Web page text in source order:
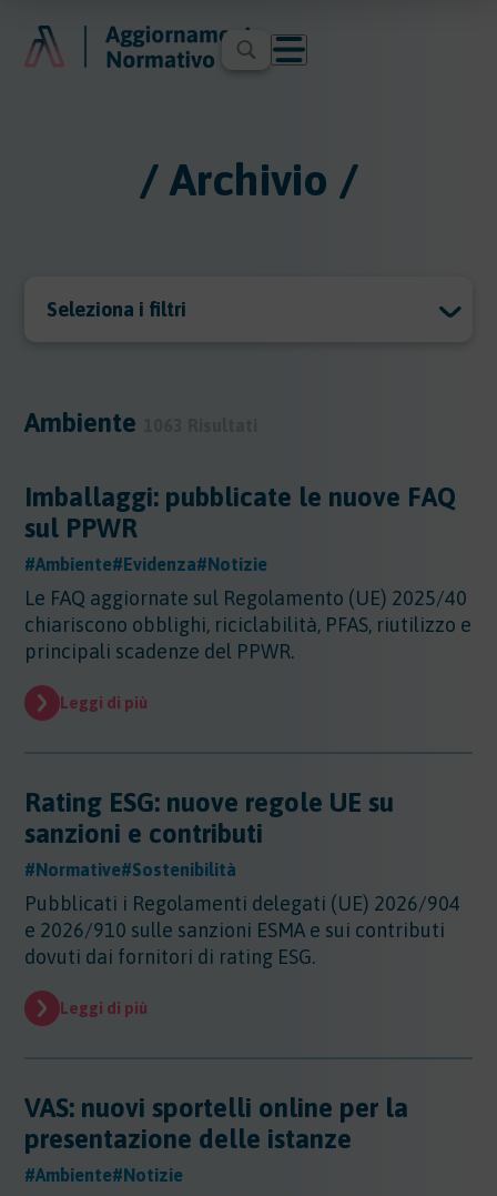
/ Archivio /
Seleziona i filtri
Altri Settori
Altri Settori
Altri Settori - Beni culturali
Altri Settori - Formazione
Altri Settori - Giurisprudenza
Altri Settori - Territorio
Altri Settori - Salute
Ambiente
Ambiente - Acque
Ambiente - Suolo
Ambiente - Rifiuti/SISTRI/RAEE
Ambiente - Inquinamento Elettromagnetico
Ambiente - Inquinamento Acustico
AUA
Ambiente - Rifiuti/RENTRI
Approfondimenti
Certificazioni
Certificazioni - Ecolabel/LCA
Certificazioni - Qualità
Certificazioni - Sicurezza
Certificazioni - CSR
Contributi
Documenti
Documenti
Edilizia
Edilizia
Energia
Evidenza
Normative
Notizie
Regioni
Ambiente
Imballaggi: pubblicate le nuove FAQ
sul PPWR
#Ambiente#Evidenza#Notizie
Le FAQ aggiornate sul Regolamento (UE) 2025/40
chiariscono obblighi, riciclabilità, PFAS, riutilizzo e
principali scadenze del PPWR.
Leggi di più
Rating ESG: nuove regole UE su
sanzioni e contributi
#Normative#Sostenibilità
Pubblicati i Regolamenti delegati (UE) 2026/904
e 2026/910 sulle sanzioni ESMA e sui contributi
dovuti dai fornitori di rating ESG.
Leggi di più
VAS: nuovi sportelli online per la
presentazione delle istanze
#Ambiente#Notizie